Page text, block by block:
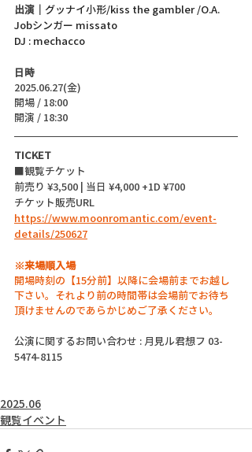
出演｜ グッナイ小形/kiss the gambler /O.A.
Jobシンガー missato
DJ : mechacco
日時
2025.06.27(金)
開場 / 18:00
開演 / 18:30
TICKET
■観覧チケット
前売り ¥3,500 | 当日 ¥4,000 +1D ¥700
チケット販売URL
https://www.moonromantic.com/event-
details/250627
※来場順入場
開場時刻の【15分前】以降に会場前までお越し
下さい。それより前の時間帯は会場前でお待ち
頂けませんのであらかじめご了承ください。
公演に関するお問い合わせ : 月見ル君想フ 03-
5474-8115
2025.06
観覧イベント